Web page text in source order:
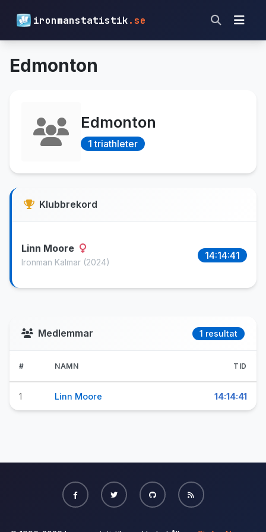
ironmanstatistik.se
Edmonton
Edmonton
1 triathleter
Klubbrekord
Linn Moore
Ironman Kalmar (2024)
14:14:41
Medlemmar 1 resultat
# NAMN TID
1 Linn Moore 14:14:41